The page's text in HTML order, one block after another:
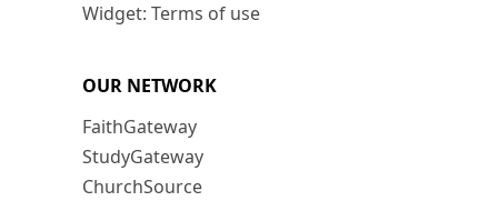
Widget: Terms of use
OUR NETWORK
FaithGateway
StudyGateway
ChurchSource